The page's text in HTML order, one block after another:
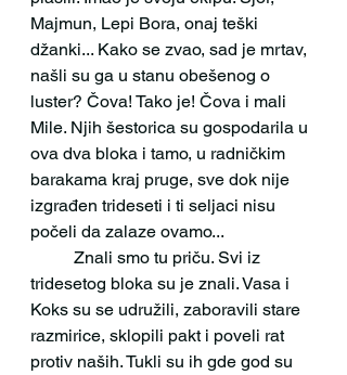
Majmun, Lepi Bora, onaj teški
džanki... Kako se zvao, sad je mrtav,
našli su ga u stanu obešenog o
luster? Čova! Tako je! Čova i mali
Mile. Njih šestorica su gospodarila u
ova dva bloka i tamo, u radničkim
barakama kraj pruge, sve dok nije
izgrađen trideseti i ti seljaci nisu
počeli da zalaze ovamo...
tridesetog bloka su je znali. Vasa i
Koks su se udružili, zaboravili stare
razmirice, sklopili pakt i poveli rat
protiv naših. Tukli su ih gde god su